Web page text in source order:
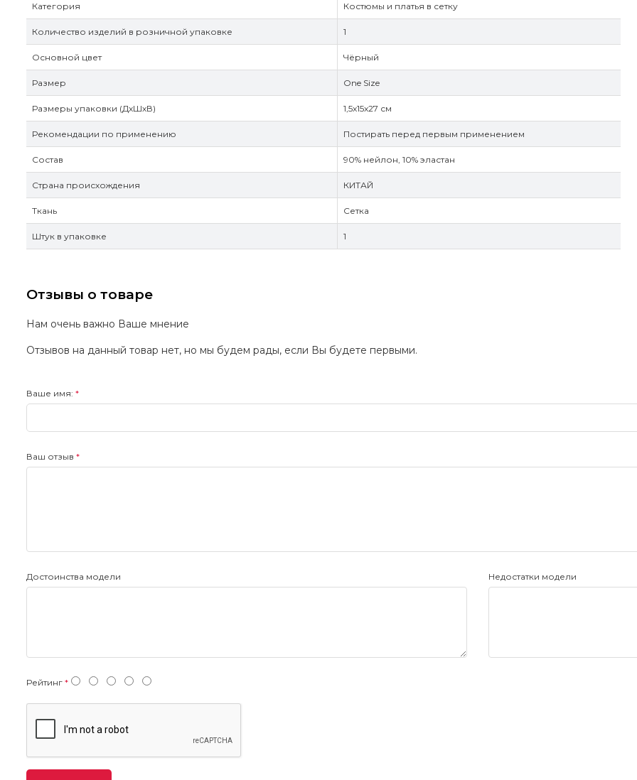
Категория Костюмы и платья в сетку
Количество изделий в розничной упаковке 1
Основной цвет Чёрный
Размер One Size
Размеры упаковки (ДхШхВ) 1,5x15x27 см
Рекомендации по применению Постирать перед первым применением
Состав 90% нейлон, 10% эластан
Страна происхождения КИТАЙ
Ткань Сетка
Штук в упаковке 1
Отзывы о товаре
Нам очень важно Ваше мнение
Отзывов на данный товар нет, но мы будем рады, если Вы будете первыми.
Ваше имя:
Ваш отзыв
Достоинства модели Недостатки модели
Рейтинг